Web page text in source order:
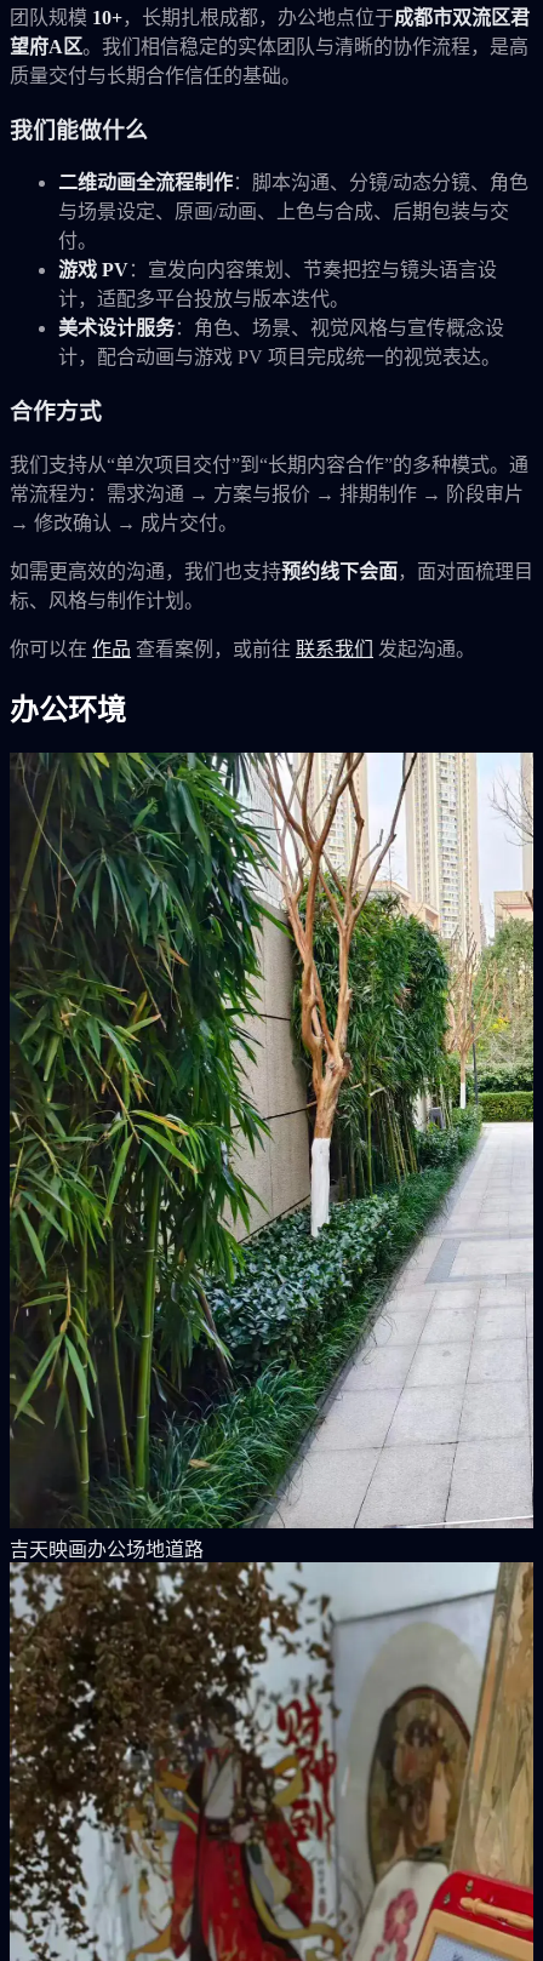
团队规模 10+，长期扎根成都，办公地点位于成都市双流区君
望府A区。我们相信稳定的实体团队与清晰的协作流程，是高
质量交付与长期合作信任的基础。
我们能做什么
二维动画全流程制作：脚本沟通、分镜/动态分镜、角色
与场景设定、原画/动画、上色与合成、后期包装与交
付。
游戏 PV：宣发向内容策划、节奏把控与镜头语言设
计，适配多平台投放与版本迭代。
美术设计服务：角色、场景、视觉风格与宣传概念设
计，配合动画与游戏 PV 项目完成统一的视觉表达。
合作方式
我们支持从“单次项目交付”到“长期内容合作”的多种模式。通
常流程为：需求沟通 → 方案与报价 → 排期制作 → 阶段审片
→ 修改确认 → 成片交付。
如需更高效的沟通，我们也支持预约线下会面，面对面梳理目
标、风格与制作计划。
你可以在 作品 查看案例，或前往 联系我们 发起沟通。
办公环境
吉天映画办公场地道路